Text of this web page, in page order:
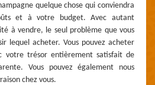
quelque chose qui conviendra
et à votre budget. Avec autant
à vendre, le seul problème que vous
lequel acheter. Vous pouvez acheter
votre trésor entièrement satisfait de
Vous pouvez également nous
chez vous.